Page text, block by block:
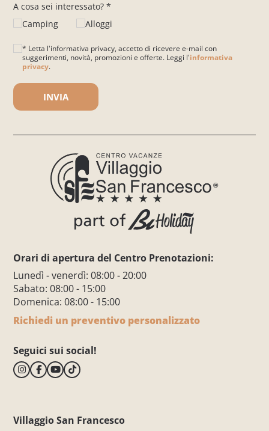
A cosa sei interessato? *
Camping
Alloggi
* Letta l'informativa privacy, accetto di ricevere e-mail con
suggerimenti, novità, promozioni e offerte. Leggi l'informativa
privacy.
Orari di apertura del Centro Prenotazioni:
Lunedì - venerdì: 08:00 - 20:00
Sabato: 08:00 - 15:00
Domenica: 08:00 - 15:00
Richiedi un preventivo personalizzato
Seguici sui social!
Villaggio San Francesco